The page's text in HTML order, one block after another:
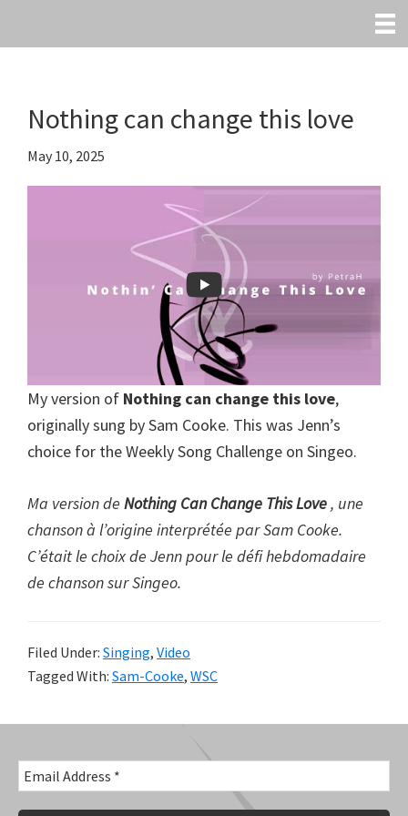
Nothing can change this love
May 10, 2025
My version of Nothing can change this love,
originally sung by Sam Cooke. This was Jenn’s
choice for the Weekly Song Challenge on Singeo.
Ma version de Nothing Can Change This Love, une
chanson à l’origine interprétée par Sam Cooke.
C’était le choix de Jenn pour le défi hebdomadaire
de chanson sur Singeo.
Filed Under: Singing, Video
Tagged With: Sam-Cooke, WSC